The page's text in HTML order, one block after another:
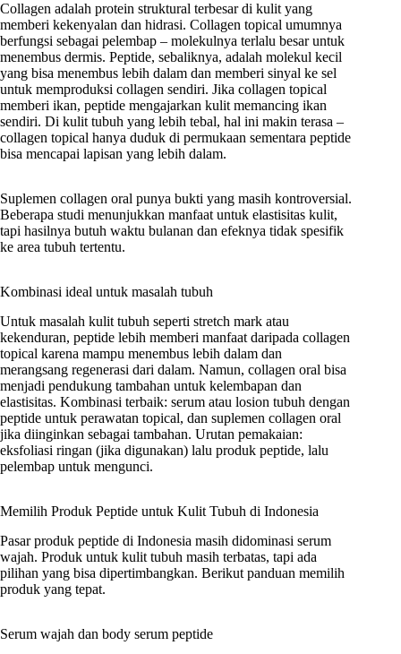
Collagen adalah protein struktural terbesar di kulit yang
memberi kekenyalan dan hidrasi. Collagen topical umumnya
berfungsi sebagai pelembap – molekulnya terlalu besar untuk
menembus dermis. Peptide, sebaliknya, adalah molekul kecil
yang bisa menembus lebih dalam dan memberi sinyal ke sel
untuk memproduksi collagen sendiri. Jika collagen topical
memberi ikan, peptide mengajarkan kulit memancing ikan
sendiri. Di kulit tubuh yang lebih tebal, hal ini makin terasa –
collagen topical hanya duduk di permukaan sementara peptide
bisa mencapai lapisan yang lebih dalam.
Suplemen collagen oral punya bukti yang masih kontroversial.
Beberapa studi menunjukkan manfaat untuk elastisitas kulit,
tapi hasilnya butuh waktu bulanan dan efeknya tidak spesifik
ke area tubuh tertentu.
Kombinasi ideal untuk masalah tubuh
Untuk masalah kulit tubuh seperti stretch mark atau
kekenduran, peptide lebih memberi manfaat daripada collagen
topical karena mampu menembus lebih dalam dan
merangsang regenerasi dari dalam. Namun, collagen oral bisa
menjadi pendukung tambahan untuk kelembapan dan
elastisitas. Kombinasi terbaik: serum atau losion tubuh dengan
peptide untuk perawatan topical, dan suplemen collagen oral
jika diinginkan sebagai tambahan. Urutan pemakaian:
eksfoliasi ringan (jika digunakan) lalu produk peptide, lalu
pelembap untuk mengunci.
Memilih Produk Peptide untuk Kulit Tubuh di Indonesia
Pasar produk peptide di Indonesia masih didominasi serum
wajah. Produk untuk kulit tubuh masih terbatas, tapi ada
pilihan yang bisa dipertimbangkan. Berikut panduan memilih
produk yang tepat.
Serum wajah dan body serum peptide